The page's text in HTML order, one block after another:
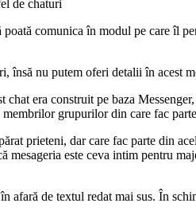
de chaturi
comunica în modul pe care îl
însă nu putem oferi detalii în acest
chat era construit pe baza
grupurilor din care fac
prieteni, dar care fac parte din
este ceva intim pentru
afară de textul redat mai sus. În